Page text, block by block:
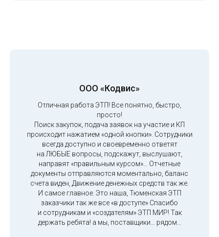
ООО «Кодвис»
Отличная работа ЭТП! Все понятно, быстро,
просто!
Поиск закупок, подача заявок на участие и КП
происходит нажатием «одной кнопки». Сотрудники
всегда доступно и своевременно ответят
на ЛЮБЫЕ вопросы, подскажут, выслушают,
направят «правильным курсом»… Отчетные
документы отправляются моментально, баланс
счета виден, Движение денежных средств так же.
И самое главное. Это наша, Тюменская ЭТП
заказчики так же все «в доступе» Спасибо
и сотрудникам и «создателям» ЭТП МИР! Так
держать ребята! а мы, поставщики… рядом…